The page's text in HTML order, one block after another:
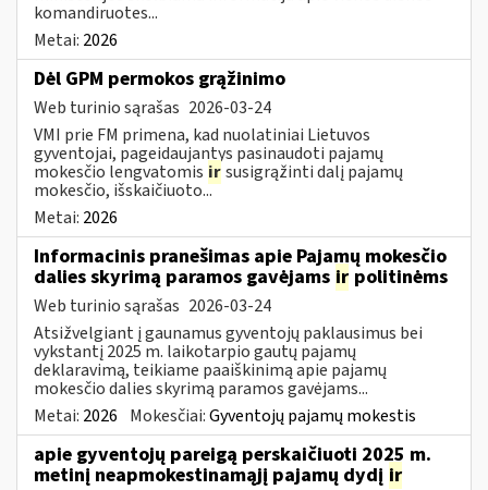
komandiruotes...
Metai: 2026
Dėl GPM permokos grąžinimo
Web turinio sąrašas 2026-03-24
VMI prie FM primena, kad nuolatiniai Lietuvos
gyventojai, pageidaujantys pasinaudoti pajamų
mokesčio lengvatomis irsusigrąžinti dalį pajamų
mokesčio, išskaičiuoto...
Metai: 2026
Informacinis pranešimas apie Pajamų mokesčio
dalies skyrimą paramos gavėjams ir politinėms
Web turinio sąrašas 2026-03-24
Atsižvelgiant į gaunamus gyventojų paklausimus bei
vykstantį 2025 m. laikotarpio gautų pajamų
deklaravimą, teikiame paaiškinimą apie pajamų
mokesčio dalies skyrimą paramos gavėjams...
Metai: 2026 Mokesčiai:Gyventojų pajamų mokestis
apie gyventojų pareigą perskaičiuoti 2025 m.
metinį neapmokestinamąjį pajamų dydį ir